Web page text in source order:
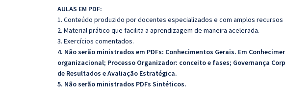
AULAS EM PDF:
1. Conteúdo produzido por docentes especializados e com amplos recursos
2. Material prático que facilita a aprendizagem de maneira acelerada.
3. Exercícios comentados.
4. Não serão ministrados em PDFs: Conhecimentos Gerais. Em
organizacional; Processo Organizador: conceito e fases; Governança
de Resultados e Avaliação Estratégica.
5. Não serão ministrados PDFs Sintéticos.